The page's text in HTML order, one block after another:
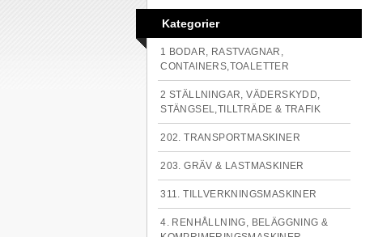
Kategorier
1 BODAR, RASTVAGNAR,
CONTAINERS,TOALETTER
2 STÄLLNINGAR, VÄDERSKYDD,
STÄNGSEL,TILLTRÄDE & TRAFIK
202. TRANSPORTMASKINER
203. GRÄV & LASTMASKINER
311. TILLVERKNINGSMASKINER
4. RENHÅLLNING, BELÄGGNING &